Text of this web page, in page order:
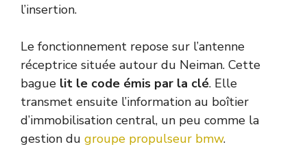
l’insertion.
Le fonctionnement repose sur l’antenne
réceptrice située autour du Neiman. Cette
bague lit le code émis par la clé. Elle
transmet ensuite l’information au boîtier
d’immobilisation central, un peu comme la
gestion du groupe propulseur bmw.